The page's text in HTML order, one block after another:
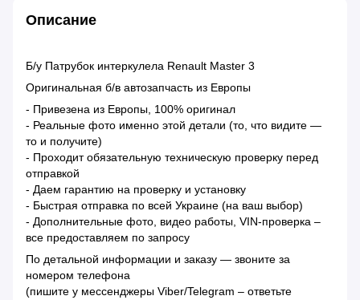
Описание
Б/у Патрубок интеркулела Renault Master 3
Оригинальная б/в автозапчасть из Европы
- Привезена из Европы, 100% оригинал
- Реальные фото именно этой детали (то, что видите —
то и получите)
- Проходит обязательную техническую проверку перед
отправкой
- Даем гарантию на проверку и установку
- Быстрая отправка по всей Украине (на ваш выбор)
- Дополнительные фото, видео работы, VIN-проверка –
все предоставляем по запросу
По детальной информации и заказу — звоните за
номером телефона
(пишите у мессенджеры Viber/Telegram – ответьте